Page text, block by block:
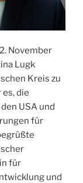
November
Lugk
Kreis zu
die
USA und
für
für
und